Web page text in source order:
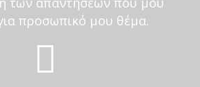
προσωπικό μου θέμα.